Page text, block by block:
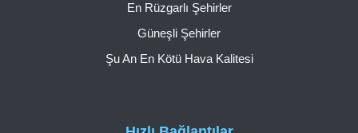
En Rüzgarlı Şehirler
Güneşli Şehirler
Şu An En Kötü Hava Kalitesi